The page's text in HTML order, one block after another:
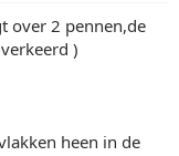
over 2 pennen,de
)
heen in de